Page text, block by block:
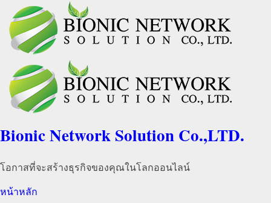
Bionic Network Solution Co.,LTD.
โอกาสที่จะสร้างธุรกิจของคุณในโลกออนไลน์
หน้าหลัก